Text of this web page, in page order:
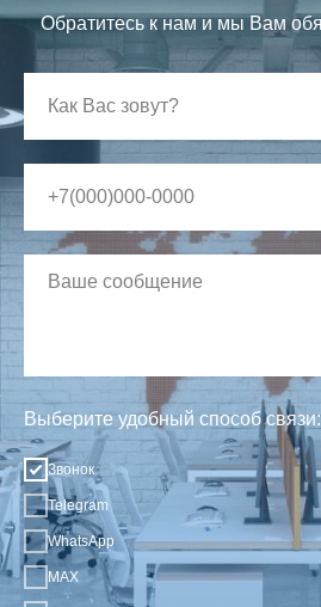
Обратитесь к нам и мы Вам
Выберите удобный способ связи:
Звонок
Telegram
WhatsApp
MAX